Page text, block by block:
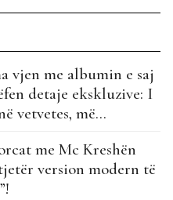
vjen me albumin e saj
detaje ekskluzive: I
vetvetes, më
me Mc Kreshën
version modern të